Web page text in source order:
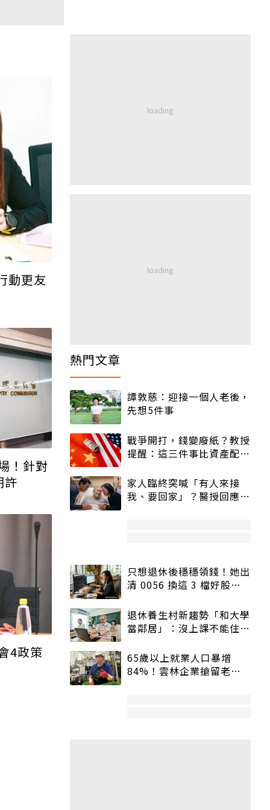
動更友
！針對
許
4政策
熱門文章
譚敦慈：迎接一個人老後，
先想5件事
戰爭開打，錢變廢紙？教授
提醒：這三件事比資產配置
家人臨終突喊「有人來接
我、要回家」？醫授回應方
只想退休後穩穩領錢！她出
清 0056 換這 3 檔好股：
退休養生村新趨勢「和大學
當鄰居」：沒上課不能住、
65歲以上就業人口暴增
84%！雲林企業搶留老員